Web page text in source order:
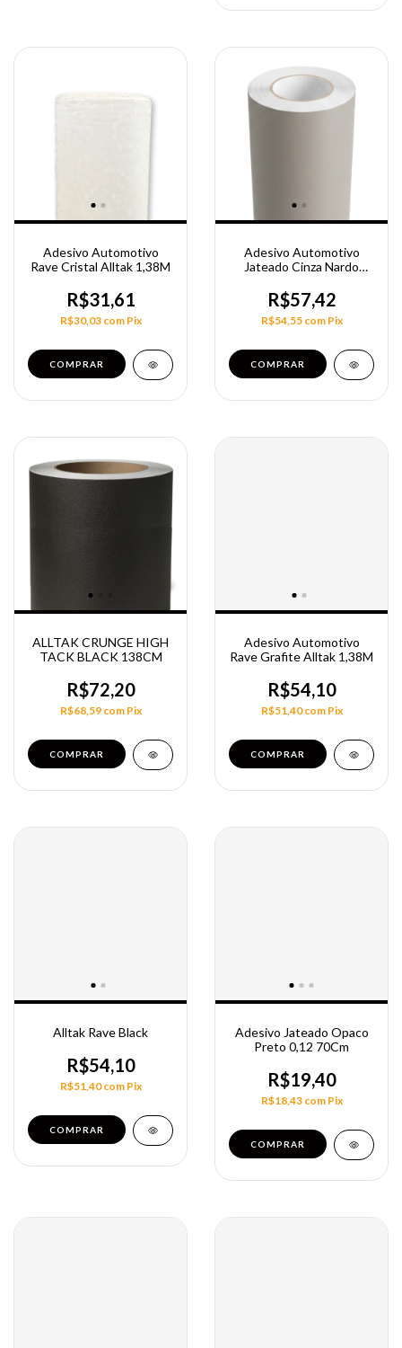
Adesivo Automotivo
Rave Cristal Alltak 1,38M
R$31,61
R$30,03 com Pix
COMPRAR
Adesivo Automotivo
Jateado Cinza Nardo
R$57,42
R$54,55 com Pix
ALLTAK CRUNGE HIGH
TACK BLACK 138CM
R$72,20
R$68,59 com Pix
COMPRAR
Adesivo Automotivo
Rave Grafite Alltak 1,38M
R$54,10
R$51,40com Pix
COMPRAR
Alltak Rave Black
R$54,10
R$51,40com Pix
COMPRAR
Adesivo Jateado Opaco
Preto 0,12 70Cm
R$19,40
R$18,43 com Pix
COMPRAR